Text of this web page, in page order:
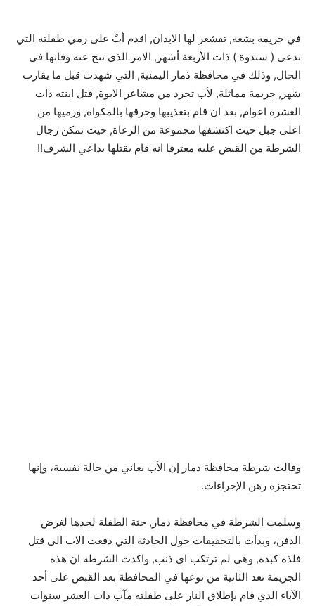
في جريمة بشعة, تقشعر لها الابدان, اقدم أبٌ على رمي طفلته التي
تدعى ( سندوة ) ذات الأربعة أشهر, الامر الذي نتج عنه وفاتها في
الحال, وذلك في محافظة ذمار اليمنية, التي شهدت قبل ما يقارب
شهر, جريمة مماثلة, لأب تجرد من مشاعر الابوة, قتل ابنته ذات
العشرة اعوام, بعد ان قام بتعذيبها وحرقها بالمكواة, ورميها من
اعلى جبل حيث اكتشفها مجموعة من الرعاة, حيث تمكن رجال
الشرطة من القبض عليه معترفا انه قام بقتلها بداعي الشرف!!
وقالت شرطة محافظة ذمار إن الأب يعاني من حالة نفسية، وإنها
تحتجزه رهن الإجراءات.
وسلمت الشرطة في محافظة ذمار, جثة الطفلة لجدها لغرض
الدفن، وبدأت بالتحقيقات حول الحادثة التي دفعت الاب الى قتل
فلذة كبده, وهي لم ترتكب اي ذنب, واكدت الشرطة ان هذه
الجريمة تعد الثانية من نوعها في المحافظة بعد القبض على أحد
الآباء الذي قام بإطلاق النار على طفلته مآب ذات العشر سنوات